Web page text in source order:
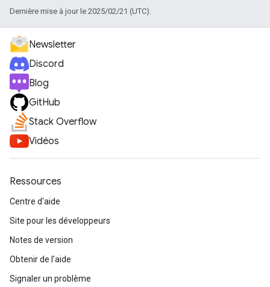
Dernière mise à jour le 2025/02/21 (UTC).
Newsletter
Discord
Blog
GitHub
Stack Overflow
Vidéos
Ressources
Centre d'aide
Site pour les développeurs
Notes de version
Obtenir de l'aide
Signaler un problème